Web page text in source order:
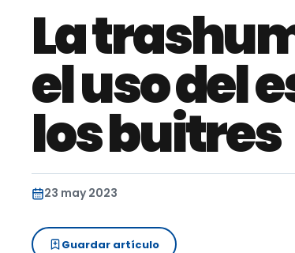
La
el uso del
los buitres
23 may 2023
Guardar artículo